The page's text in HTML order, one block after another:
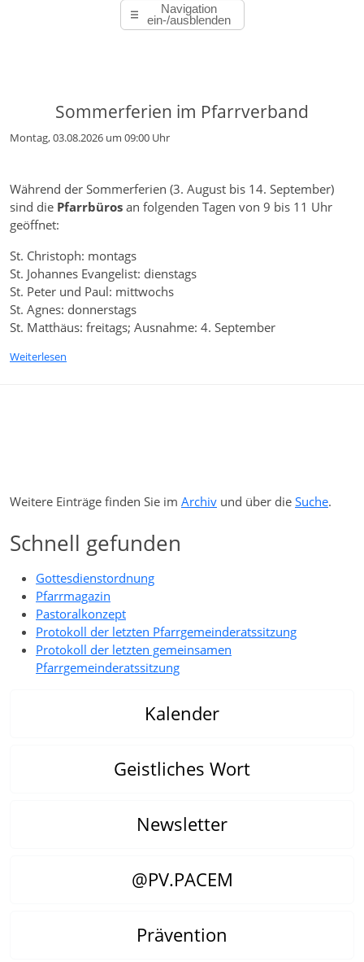
Navigation
ein-/ausblenden
Sommerferien im Pfarrverband
Montag, 03.08.2026 um 09:00 Uhr
Während der Sommerferien (3. August bis 14. September)
sind die Pfarrbüros an folgenden Tagen von 9 bis 11 Uhr
geöffnet:
St. Christoph: montags
St. Johannes Evangelist: dienstags
St. Peter und Paul: mittwochs
St. Agnes: donnerstags
St. Matthäus: freitags; Ausnahme: 4. September
Weiterlesen
Weitere Einträge finden Sie im Archiv und über die Suche.
Schnell gefunden
Gottesdienstordnung
Pfarrmagazin
Pastoralkonzept
Protokoll der letzten Pfarrgemeinderatssitzung
Protokoll der letzten gemeinsamen
Pfarrgemeinderatssitzung
Kalender
Geistliches Wort
Newsletter
@PV.PACEM
Prävention